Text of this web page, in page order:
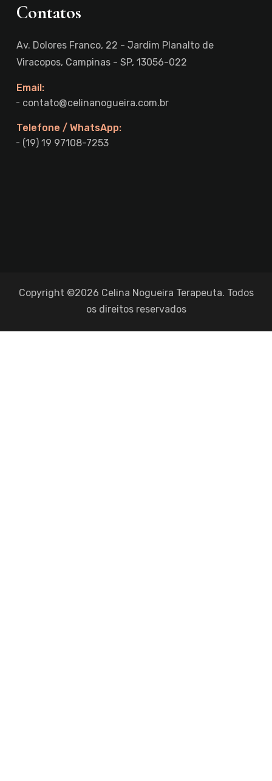
Contatos
Av. Dolores Franco, 22 - Jardim Planalto de
Viracopos, Campinas - SP, 13056-022
Email:
contato@celinanogueira.com.br
Telefone / WhatsApp:
(19) 19 97108-7253
Copyright ©2026 Celina Nogueira Terapeuta. Todos
os direitos reservados